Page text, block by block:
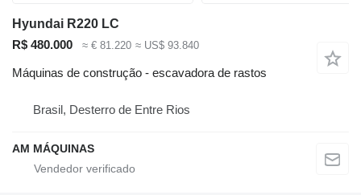
Hyundai R220 LC
R$ 480.000
≈ € 81.220 ≈ US$ 93.840
Máquinas de construção - escavadora de rastos
Brasil, Desterro de Entre Rios
AM MÁQUINAS